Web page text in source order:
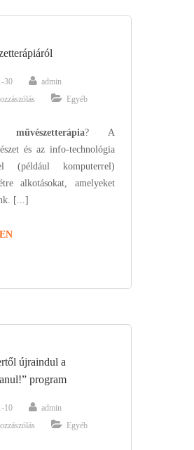
30
admin
Egyéb
? A
és az info-technológia
(például komputerrel)
alkotásokat, amelyeket
[...]
újraindul a
program
10
admin
Egyéb